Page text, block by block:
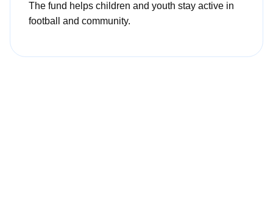
The fund helps children and youth stay active in
football and community.